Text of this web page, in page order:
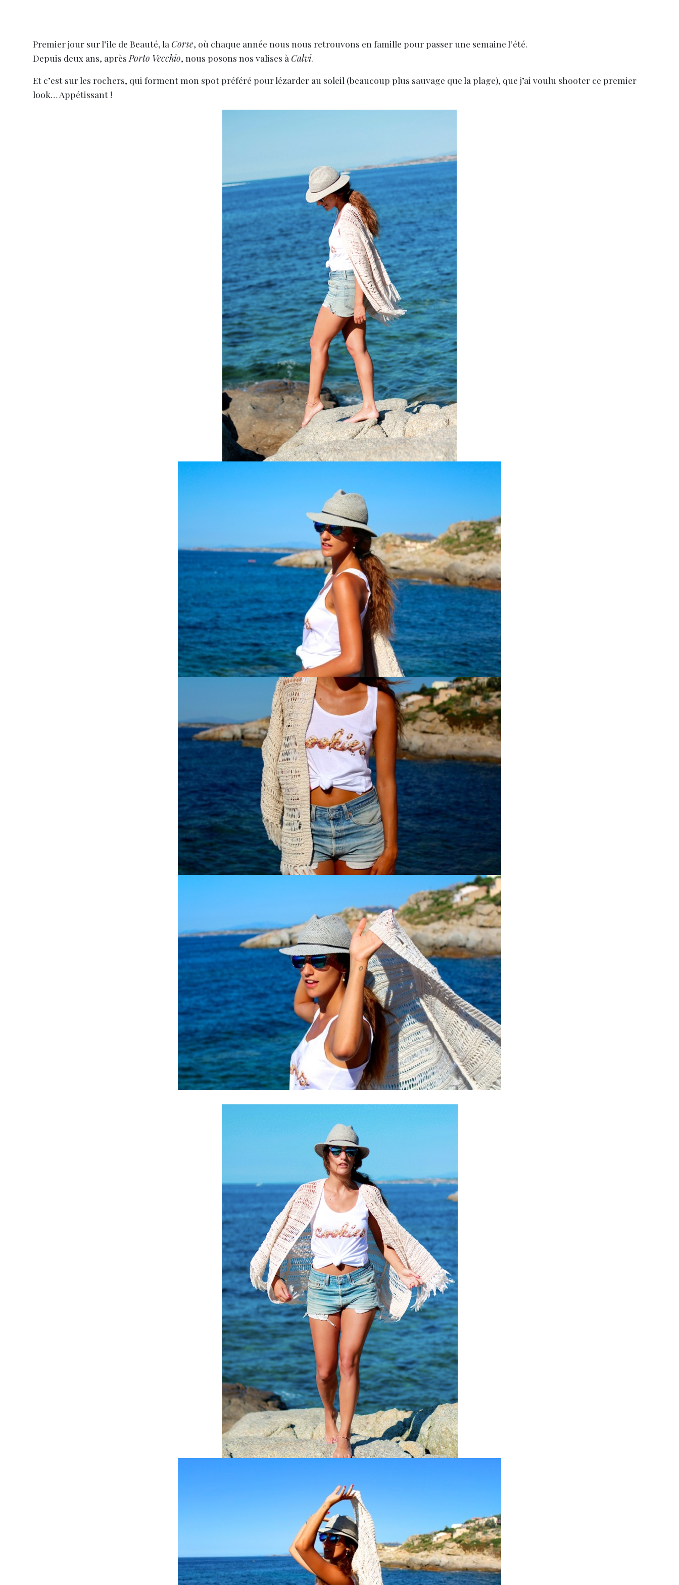
Premier jour sur l’ile de Beauté, la Corse, où chaque année nous nous retrouvons en famille pour passer une semaine l’été.
Depuis deux ans, après Porto Vecchio, nous posons nos valises à Calvi.
Et c’est sur les rochers, qui forment mon spot préféré pour lézarder au soleil (beaucoup plus sauvage que la plage), que j’ai voulu shooter ce premier
look… Appétissant !